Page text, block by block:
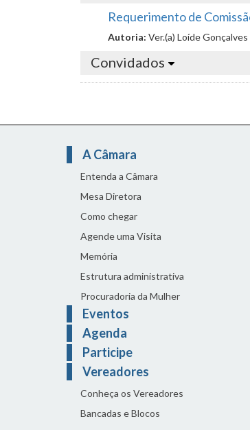
Requerimento de
Autoria: Ver.(a) Loíde Gonçalves
Convidados
A Câmara
Entenda a Câmara
Mesa Diretora
Como chegar
Agende uma Visita
Memória
Estrutura administrativa
Procuradoria da Mulher
Eventos
Agenda
Participe
Vereadores
Conheça os Vereadores
Bancadas e Blocos